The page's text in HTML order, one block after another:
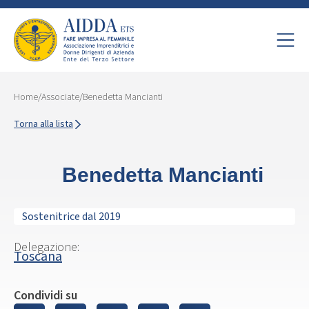
Home/Associate/Benedetta Mancianti
Torna alla lista
Benedetta Mancianti
Sostenitrice dal 2019
Delegazione:
Toscana
Condividi su